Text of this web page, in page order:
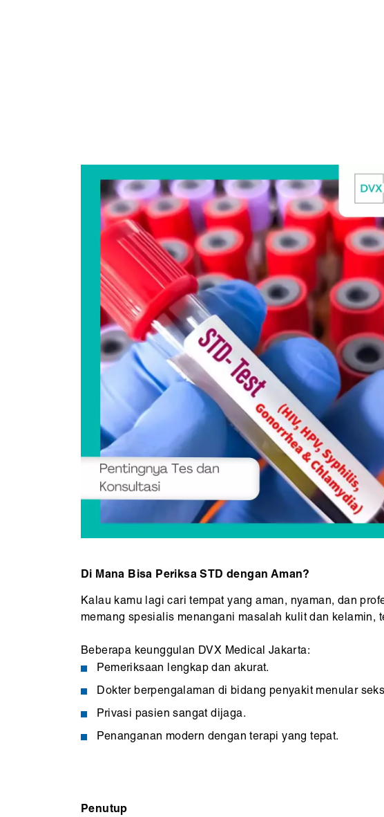
Di Mana Bisa Periksa STD dengan Aman?
Kalau kamu lagi cari tempat yang aman, nyaman, dan
memang spesialis menangani masalah kulit dan kelamin,
Beberapa keunggulan DVX Medical Jakarta:
Pemeriksaan lengkap dan akurat.
Dokter berpengalaman di bidang penyakit menular
Privasi pasien sangat dijaga.
Penanganan modern dengan terapi yang tepat.
Penutup